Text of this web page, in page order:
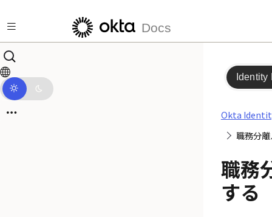
Docs
Identity
Okta
職務分
職務
する